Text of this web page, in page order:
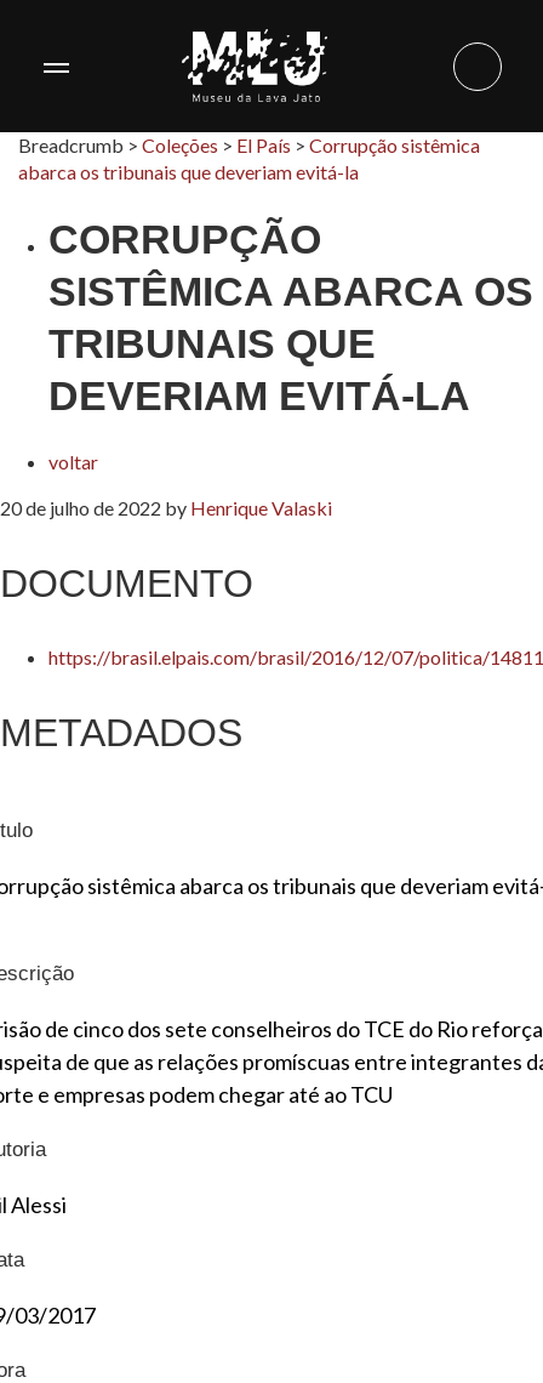
Breadcrumb > Coleções > El País > Corrupção sistêmica
abarca os tribunais que deveriam evitá-la
CORRUPÇÃO
SISTÊMICA ABARCA OS
TRIBUNAIS QUE
DEVERIAM EVITÁ-LA
voltar
20 de julho de 2022 by Henrique Valaski
DOCUMENTO
https://brasil.elpais.com/brasil/2016/12/07/politica/
METADADOS
sistêmica abarca os tribunais que deveriam
de cinco dos sete conselheiros do TCE do Rio reforça
de que as relações promíscuas entre integrantes
e empresas podem chegar até ao TCU
Alessi
03/2017